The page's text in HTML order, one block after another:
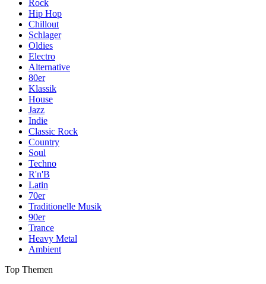
Rock
Hip Hop
Chillout
Schlager
Oldies
Electro
Alternative
80er
Klassik
House
Jazz
Indie
Classic Rock
Country
Soul
Techno
R'n'B
Latin
70er
Traditionelle Musik
90er
Trance
Heavy Metal
Ambient
Top Themen